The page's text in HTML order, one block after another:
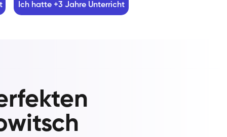
Ich hatte +3 Jahre Unterricht